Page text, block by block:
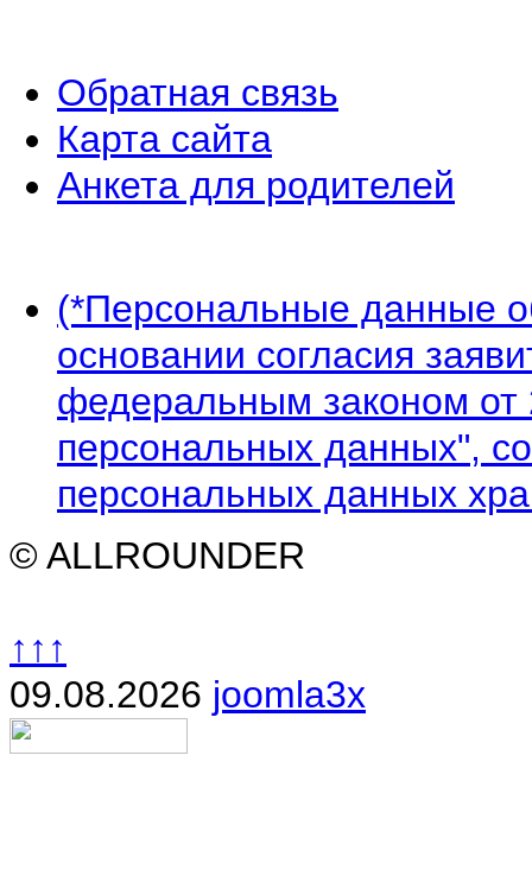
Обратная связь
Карта сайта
Анкета для родителей
(*Персональные данные
основании согласия
федеральным законом
персональных данных",
персональных данных
© ALLROUNDER
↑↑↑
09.08.2026 joomla3x